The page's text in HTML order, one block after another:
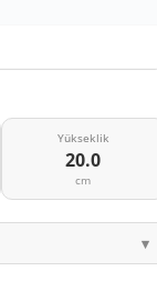
Yükseklik
20.0
cm